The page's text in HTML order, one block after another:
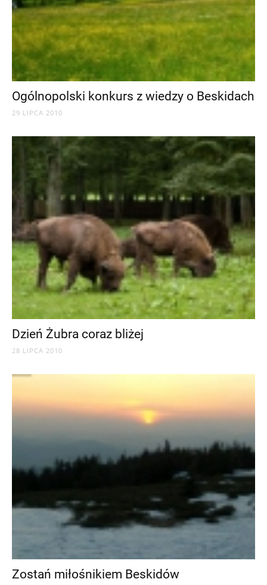
Ogólnopolski konkurs z wiedzy o Beskidach
29 LIPCA 2010
Dzień Żubra coraz bliżej
28 LIPCA 2010
Zostań miłośnikiem Beskidów